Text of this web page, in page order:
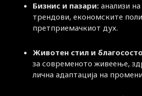
Бизнис и пазари: анализи
трендови, економските
претприемачкиот дух.
Животен стил и
за современото живеење,
лична адаптација на